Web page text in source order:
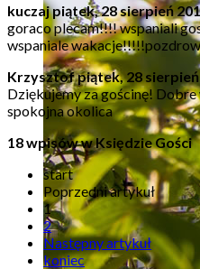
kuczajpiątek, 28 sierpień
goraco plecam!!!! wspaniali
wspaniale
Krzysztofpiątek, 28
Dziękujemy za gościnę!
spokojna okolica
18 wpisów w Księdzie Gości
start
Poprzedni artykuł
1
2
Następny artykuł
koniec